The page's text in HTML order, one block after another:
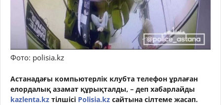
Фото: polisia.kz
Астанадағы компьютерлік клубта телефон ұрлаған
елордалық азамат құрықталды, – деп хабарлайды
kazlenta.kz тілшісі Polisia.kz сайтына сілтеме жасап.